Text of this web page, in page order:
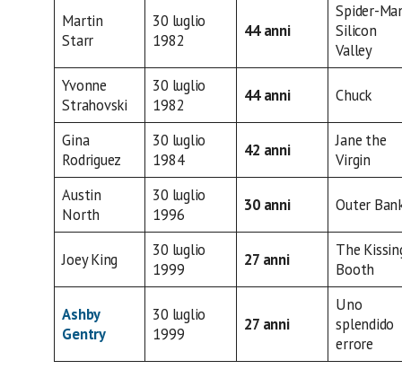
Martin
Starr
30 luglio
1982
44 anni
Spider-
Silicon
Valley
Yvonne
Strahovski
30 luglio
1982
44 anni Chuck
Gina
Rodriguez
30 luglio
1984
42 anni
Jane the
Virgin
Austin
North
30 luglio
1996
30 anni Outer
Joey King
30 luglio
1999
27 anni
The
Booth
Ashby
Gentry
30 luglio
1999
27 anni
Uno
splendido
errore